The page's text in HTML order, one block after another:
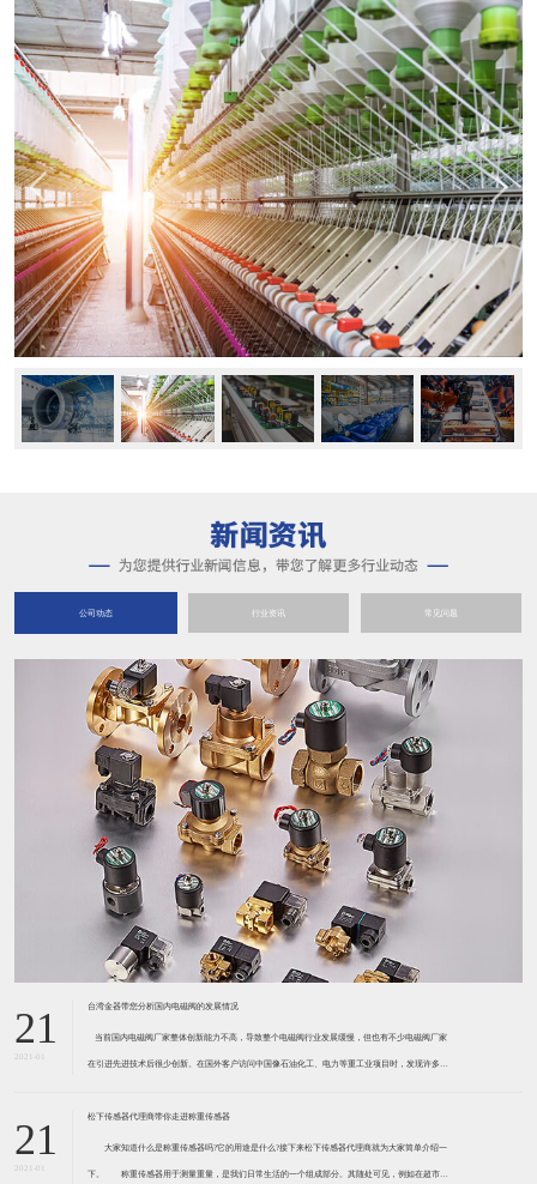
公司动态 行业资讯 常见问题
21
2021-01
台湾金器带您分析国内电磁阀的发展情况
​ 当前国内电磁阀厂家整体创新能力不高，导致整个电磁阀行业发展缓慢，但也有不少电磁阀厂家
在引进先进技术后很少创新。在国外客户访问中国像石油化工、电力等重工业项目时，发现许多项
21
2021-01
松下传感器代理商带你走进称重传感器
大家知道什么是称重传感器吗?它的用途是什么?接下来松下传感器代理商就为大家简单介绍一
下。 称重传感器用于测量重量，是我们日常生活的一个组成部分。其随处可见，例如在超市柜